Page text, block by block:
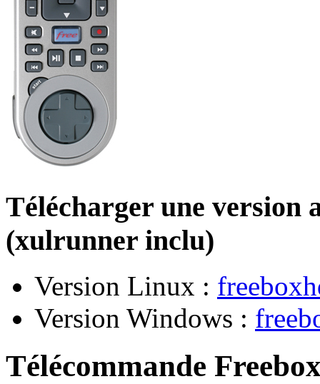
Télécharger une version
(xulrunner inclu)
Version Linux :
Version Windows :
Télécommande